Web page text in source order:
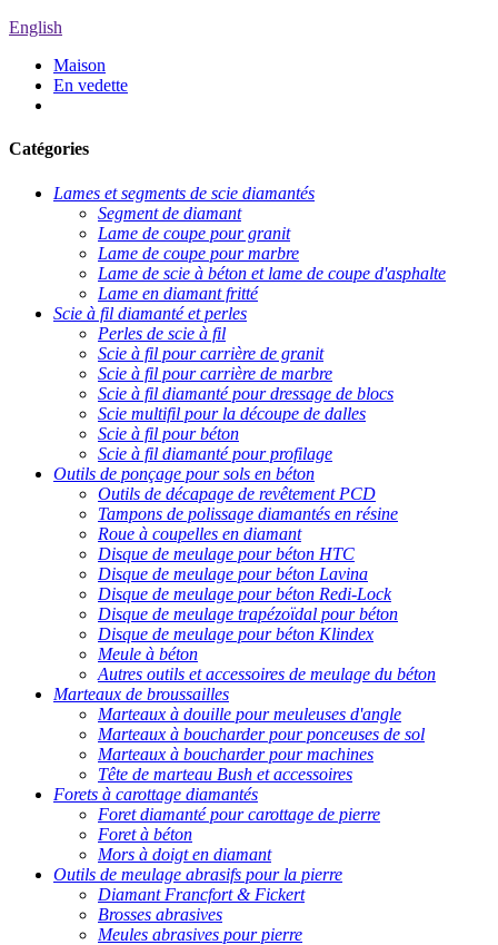
English
Maison
En vedette
Catégories
Lames et segments de scie diamantés
Segment de diamant
Lame de coupe pour granit
Lame de coupe pour marbre
Lame de scie à béton et lame de coupe d'asphalte
Lame en diamant fritté
Scie à fil diamanté et perles
Perles de scie à fil
Scie à fil pour carrière de granit
Scie à fil pour carrière de marbre
Scie à fil diamanté pour dressage de blocs
Scie multifil pour la découpe de dalles
Scie à fil pour béton
Scie à fil diamanté pour profilage
Outils de ponçage pour sols en béton
Outils de décapage de revêtement PCD
Tampons de polissage diamantés en résine
Roue à coupelles en diamant
Disque de meulage pour béton HTC
Disque de meulage pour béton Lavina
Disque de meulage pour béton Redi-Lock
Disque de meulage trapézoïdal pour béton
Disque de meulage pour béton Klindex
Meule à béton
Autres outils et accessoires de meulage du béton
Marteaux de broussailles
Marteaux à douille pour meuleuses d'angle
Marteaux à boucharder pour ponceuses de sol
Marteaux à boucharder pour machines
Tête de marteau Bush et accessoires
Forets à carottage diamantés
Foret diamanté pour carottage de pierre
Foret à béton
Mors à doigt en diamant
Outils de meulage abrasifs pour la pierre
Diamant Francfort & Fickert
Brosses abrasives
Meules abrasives pour pierre